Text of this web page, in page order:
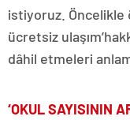
istiyoruz. Öncelikle
ücretsiz
dâhil etmeleri
‘OKUL SAYISININ